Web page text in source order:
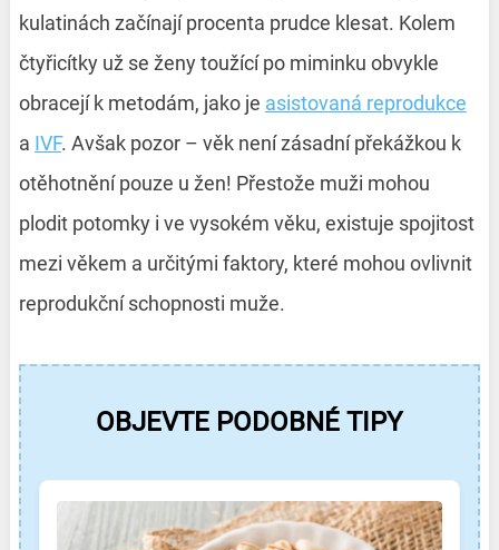
kulatinách začínají procenta prudce klesat. Kolem
čtyřicítky už se ženy toužící po miminku obvykle
obracejí k metodám, jako je asistovaná reprodukce
a IVF. Avšak pozor – věk není zásadní překážkou k
otěhotnění pouze u žen! Přestože muži mohou
plodit potomky i ve vysokém věku, existuje spojitost
mezi věkem a určitými faktory, které mohou ovlivnit
reprodukční schopnosti muže.
OBJEVTE PODOBNÉ TIPY